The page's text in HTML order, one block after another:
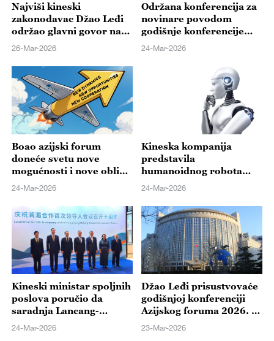
Najviši kineski
zakonodavac Džao Leđi
održao glavni govor na
forumu u Boaou
26-Mar-2026
Održana konferencija za
novinare povodom
godišnje konferencije
Boao azijskog foruma
24-Mar-2026
Boao azijski forum
doneće svetu nove
mogućnosti i nove oblike
saradnje
24-Mar-2026
Kineska kompanija
predstavila
humanoidnog robota
koji imitira ljudske
24-Mar-2026
Kineski ministar spoljnih
poslova poručio da
saradnja Lancang-
Mekong postavlja primer
24-Mar-2026
Džao Leđi prisustvovaće
godišnjoj konferenciji
Azijskog foruma 2026. u
Boaou
23-Mar-2026